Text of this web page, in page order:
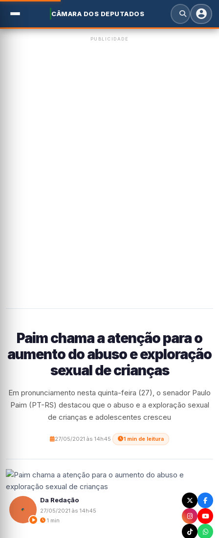
CÂMARA DOS DEPUTADOS
PUBLICIDADE
Paim chama a atenção para o
aumento do abuso e exploração
sexual de crianças
Em pronunciamento nesta quinta-feira (27), o senador Paulo
Paim (PT-RS) destacou que o abuso e a exploração sexual
de crianças e adolescentes cresceu
27/05/2021 às 14h45 1 min de leitura
Da Redação
27/05/2021 às 14h45
1 min